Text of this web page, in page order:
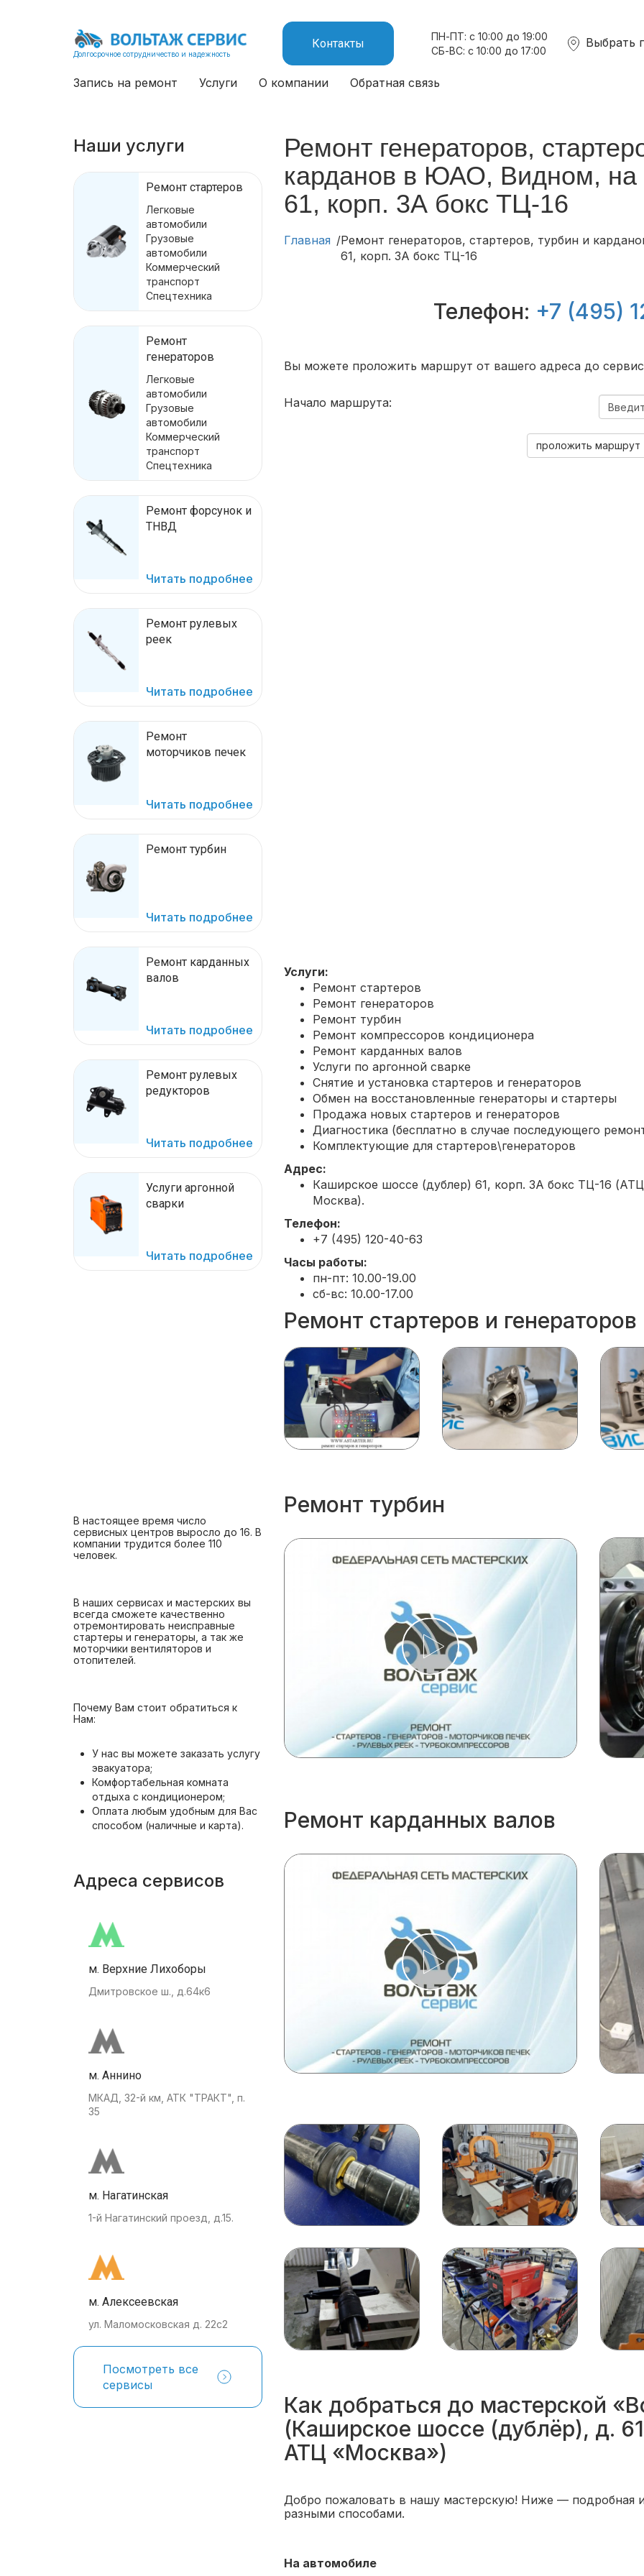
Долгосрочное сотрудничество и надежность
Запись на ремонт Услуги О компании Обратная связь
Контакты
ПН-ПТ: с 10:00 до 19:00
СБ-ВС: с 10:00 до 17:00
Выбрать
Наши услуги
Ремонт стартеров
Легковые
автомобили
Грузовые
автомобили
Коммерческий
транспорт
Спецтехника
Ремонт
генераторов
Легковые
автомобили
Грузовые
автомобили
Коммерческий
транспорт
Спецтехника
Ремонт форсунок и
ТНВД
Читать подробнее
Ремонт рулевых
реек
Читать подробнее
Ремонт
моторчиков печек
Читать подробнее
Ремонт турбин
Читать подробнее
Ремонт карданных
валов
Читать подробнее
Ремонт рулевых
редукторов
Читать подробнее
Услуги аргонной
сварки
Читать подробнее
В настоящее время число
сервисных центров выросло до 16. В
компании трудится более 110
человек.
В наших сервисах и мастерских вы
всегда сможете качественно
отремонтировать неисправные
стартеры и генераторы, а так же
моторчики вентиляторов и
отопителей.
Почему Вам стоит обратиться к
Нам:
У нас вы можете заказать услугу
эвакуатора;
Комфортабельная комната
отдыха с кондиционером;
Оплата любым удобным для Вас
способом (наличные и карта).
Адреса сервисов
м. Верхние Лихоборы
Дмитровское ш., д.64к6
м. Аннино
МКАД, 32-й км, АТК "ТРАКТ", п.
35
м. Нагатинская
1-й Нагатинский проезд, д.15.
м. Алексеевская
ул. Маломосковская д. 22с2
Посмотреть все
сервисы
Ремонт генераторов,
карданов в ЮАО, Видном,
61, корп. 3А бокс ТЦ-16
Главная
Ремонт генераторов, стартеров, турбин и
61, корп. 3А бокс ТЦ-16
Телефон: +7 (495)
Вы можете проложить маршрут от вашего адреса до
Начало маршрута:
Услуги:
Ремонт стартеров
Ремонт генераторов
Ремонт турбин
Ремонт компрессоров кондиционера
Ремонт карданных валов
Услуги по аргонной сварке
Снятие и установка стартеров и генераторов
Обмен на восстановленные генераторы и стартеры
Продажа новых стартеров и генераторов
Диагностика (бесплатно в случае последующего
Комплектующие для стартеров\генераторов
Адрес:
Каширское шоссе (дублер) 61, корп. 3А бокс ТЦ-16 (АТЦ
Москва).
Телефон:
+7 (495) 120-40-63
Часы работы:
пн-пт: 10.00-19.00
сб-вс: 10.00-17.00
Ремонт стартеров и
Ремонт турбин
Ремонт карданных валов
Как добраться до мастерской
(Каширское шоссе (дублёр), д.
АТЦ «Москва»)
Добро пожаловать в нашу мастерскую! Ниже — подробная
разными способами.
На автомобиле